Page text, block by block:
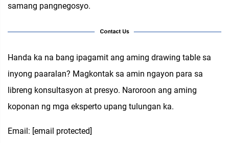
samang pangnegosyo.
Handa ka na bang ipagamit ang aming drawing table sa
inyong paaralan? Magkontak sa amin ngayon para sa
libreng konsultasyon at presyo. Naroroon ang aming
koponan ng mga eksperto upang tulungan ka.
Email: [email protected]